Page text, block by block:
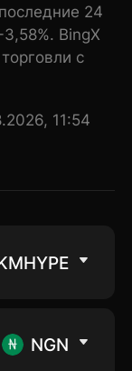
24
BingX
с
11:54
NGN